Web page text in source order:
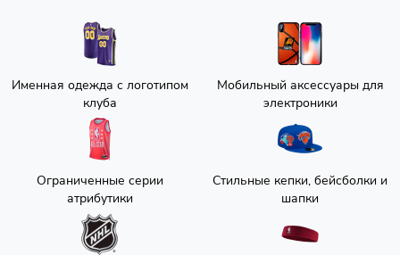
Именная одежда с логотипом
клуба
Мобильный аксессуары для
электроники
Ограниченные серии
атрибутики
Стильные кепки, бейсболки и
шапки